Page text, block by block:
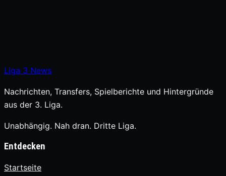
Liga 3 News
Nachrichten, Transfers, Spielberichte und Hintergründe
aus der 3. Liga.
Unabhängig. Nah dran. Dritte Liga.
Entdecken
Startseite